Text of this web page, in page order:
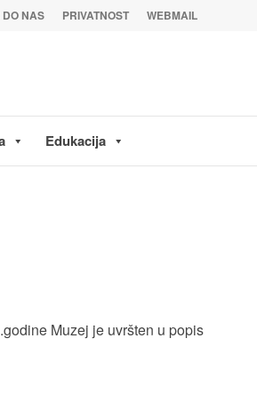
NAS PRIVATNOST WEBMAIL
Edukacija
Muzej je uvršten u popis